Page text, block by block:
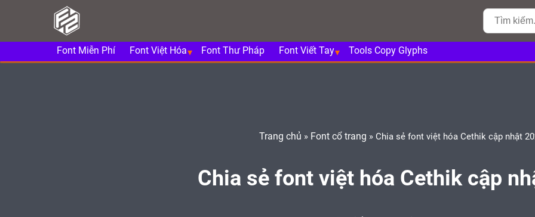
Font Miễn Phí Font Việt Hóa Font Thư Pháp Font Viết Tay Tools Copy Glyphs
Trang chủ » Font cổ trang » Chia sẻ font việt hóa Cethik cập nhật
Chia sẻ font việt hóa Cethik cập